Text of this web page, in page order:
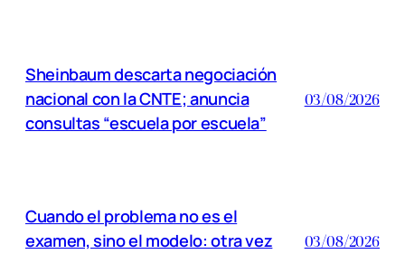
Sheinbaum descarta negociación
nacional con la CNTE; anuncia
consultas “escuela por escuela”
03/08/2026
Cuando el problema no es el
examen, sino el modelo: otra vez
03/08/2026